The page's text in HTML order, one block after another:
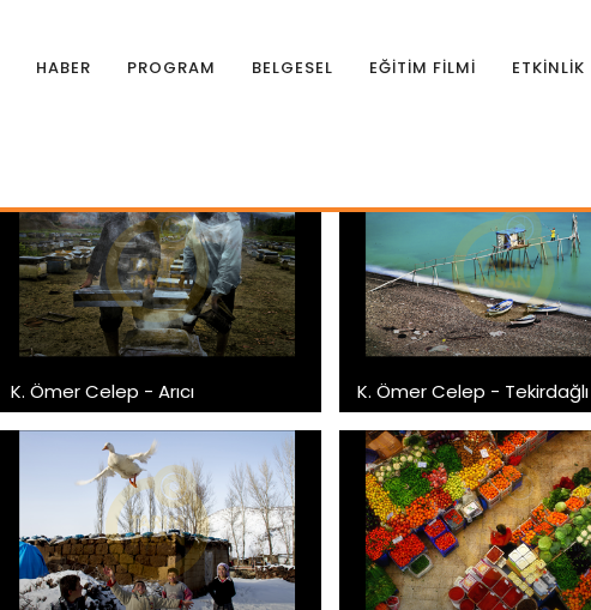
HABER PROGRAM BELGESEL EĞİTİM FİLMİ ETKİNLİK
K. Ömer Celep - Arıcı K. Ömer Celep - Tekirdağlı